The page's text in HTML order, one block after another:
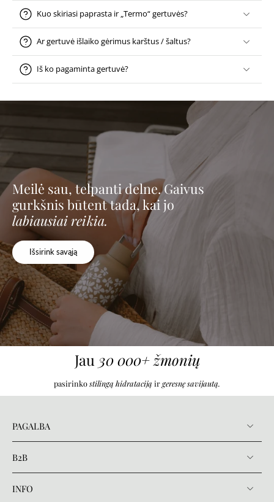
Kuo skiriasi paprasta ir „Termo“ gertuvės?
Ar gertuvė išlaiko gėrimus karštus / šaltus?
Iš ko pagaminta gertuvė?
Meilė sau, telpanti delne. Gaivus
gurkšnis būtent tada, kai jo
labiausiai reikia.
Išsirink savąją
Jau 30 000+ žmonių
pasirinkostilingą hidrataciją irgeresnę savijautą.
PAGALBA
B2B
INFO